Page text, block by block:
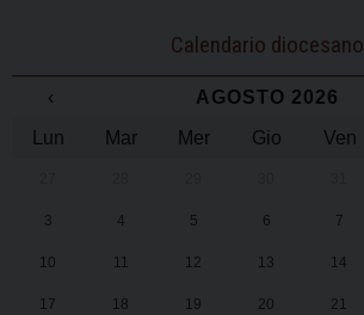
Calendario diocesano
‹ AGOSTO 2026
Lun
Mar Mer Gio Ven
3 4 5 6 7
10 11 12 13 14
17 18 19 20 21